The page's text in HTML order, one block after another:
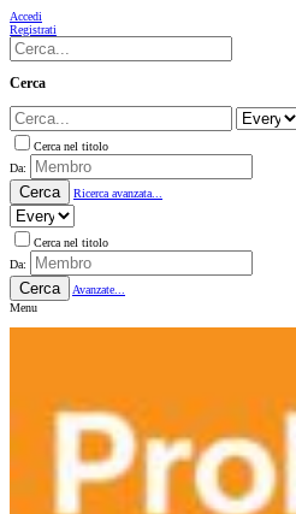
Accedi
Registrati
Cerca
Cerca nel titolo
Da:
Cerca Ricerca avanzata...
Cerca nel titolo
Da:
Cerca
Avanzate...
Menu